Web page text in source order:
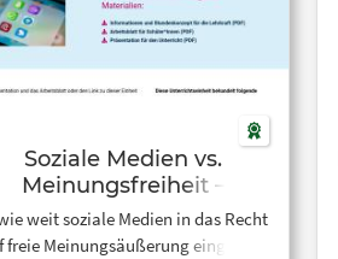
Soziale Medien vs.
Meinungsfreiheit –
Unterrichtseinheit
weit soziale Medien in das Recht
freie Meinungsäußerung eingreifen